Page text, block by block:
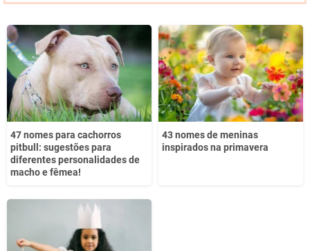
47 nomes para cachorros
pitbull: sugestões para
diferentes personalidades de
macho e fêmea!
43 nomes de meninas
inspirados na primavera